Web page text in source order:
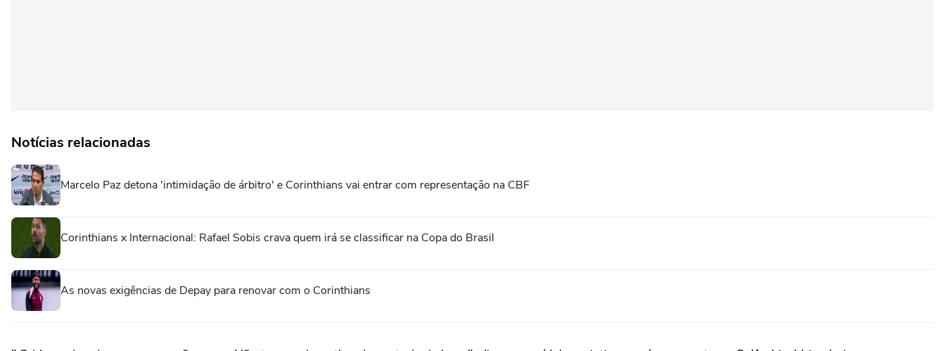
Notícias relacionadas
Marcelo Paz detona 'intimidação de árbitro' e Corinthians vai entrar com representação na CBF
Corinthians x Internacional: Rafael Sobis crava quem irá se classificar na Copa do Brasil
As novas exigências de Depay para renovar com o Corinthians